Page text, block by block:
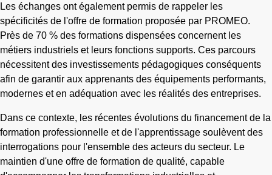
Les échanges ont également permis de rappeler les
spécificités de l'offre de formation proposée par PROMEO.
Près de 70 % des formations dispensées concernent les
métiers industriels et leurs fonctions supports. Ces parcours
nécessitent des investissements pédagogiques conséquents
afin de garantir aux apprenants des équipements performants,
modernes et en adéquation avec les réalités des entreprises.
Dans ce contexte, les récentes évolutions du financement de la
formation professionnelle et de l'apprentissage soulèvent des
interrogations pour l'ensemble des acteurs du secteur. Le
maintien d'une offre de formation de qualité, capable